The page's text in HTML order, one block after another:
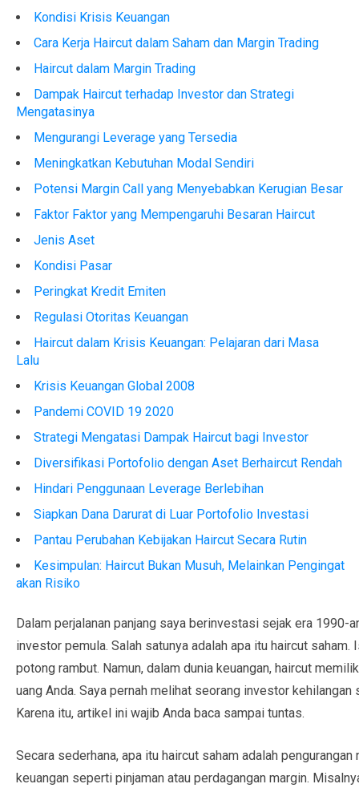
Kondisi Krisis Keuangan
Cara Kerja Haircut dalam Saham dan Margin Trading
Haircut dalam Margin Trading
Dampak Haircut terhadap Investor dan Strategi
Mengatasinya
Mengurangi Leverage yang Tersedia
Meningkatkan Kebutuhan Modal Sendiri
Potensi Margin Call yang Menyebabkan Kerugian Besar
Faktor Faktor yang Mempengaruhi Besaran Haircut
Jenis Aset
Kondisi Pasar
Peringkat Kredit Emiten
Regulasi Otoritas Keuangan
Haircut dalam Krisis Keuangan: Pelajaran dari Masa
Lalu
Krisis Keuangan Global 2008
Pandemi COVID 19 2020
Strategi Mengatasi Dampak Haircut bagi Investor
Diversifikasi Portofolio dengan Aset Berhaircut Rendah
Hindari Penggunaan Leverage Berlebihan
Siapkan Dana Darurat di Luar Portofolio Investasi
Pantau Perubahan Kebijakan Haircut Secara Rutin
Kesimpulan: Haircut Bukan Musuh, Melainkan Pengingat
akan Risiko
Dalam perjalanan panjang saya berinvestasi sejak era
investor pemula. Salah satunya adalah apa itu haircut
potong rambut. Namun, dalam dunia keuangan, haircut
uang Anda. Saya pernah melihat seorang investor
Karena itu, artikel ini wajib Anda baca sampai tuntas.
Secara sederhana, apa itu haircut saham adalah
keuangan seperti pinjaman atau perdagangan margin.